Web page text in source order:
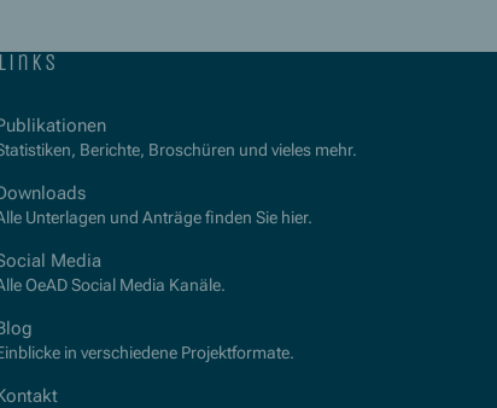
(Opens in new window)
Berichte, Broschüren und vieles mehr.
Unterlagen und Anträge finden Sie hier.
Media
OeAD Social Media Kanäle.
in verschiedene Projektformate.